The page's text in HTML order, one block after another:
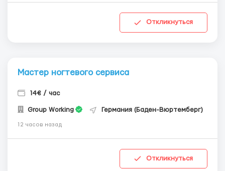
Откликнуться
Мастер ногтевого сервиса
14€ / час
Group Working Германия (Баден-Вюртемберг)
12 часов назад
Откликнуться